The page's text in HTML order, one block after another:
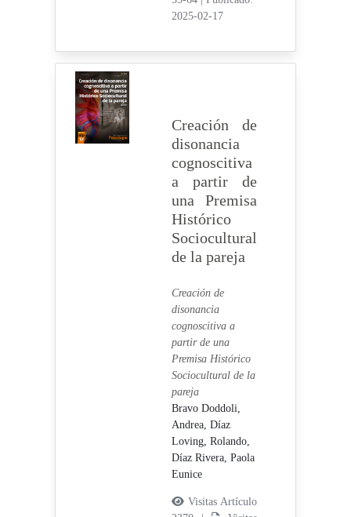
2025-02-17
Creación de
disonancia
cognoscitiva
a partir de
una Premisa
Histórico
Sociocultural
de la pareja
Creación de
disonancia
cognoscitiva a
partir de una
Premisa Histórico
Sociocultural de la
pareja
Bravo Doddoli,
Andrea, Díaz
Loving, Rolando,
Díaz Rivera, Paola
Eunice
Visitas Artículo